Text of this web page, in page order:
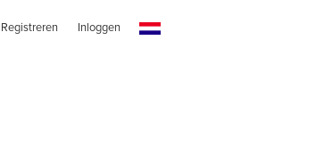
Registreren Inloggen